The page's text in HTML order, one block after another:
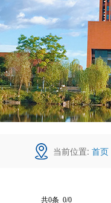
当前位置: 首页
共0条 0/0